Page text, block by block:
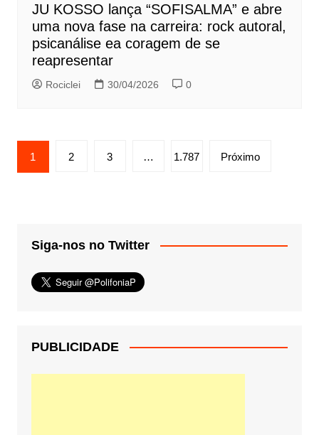
JU KOSSO lança “SOFISALMA” e abre
uma nova fase na carreira: rock autoral,
psicanálise ea coragem de se
reapresentar
Rociclei 30/04/2026 0
Paginação
de
1 2 3 … 1.787 Próximo
Siga-nos no Twitter
PUBLICIDADE